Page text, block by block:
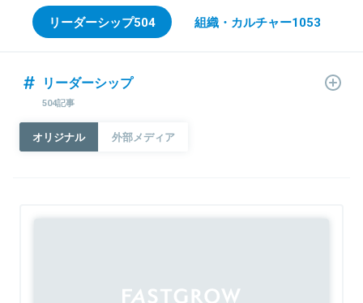
リーダーシップ504 組織・カルチャー1053
リーダーシップ
504記事
オリジナル 外部メディア